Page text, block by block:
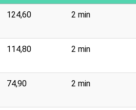
124,60 2 min
114,80 2 min
74,90 2 min